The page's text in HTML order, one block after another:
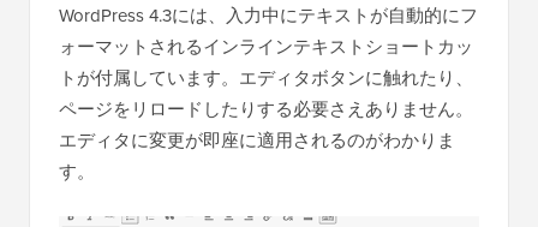
WordPress 4.3には、入力中にテキストが自動的にフ
ォーマットされるインラインテキストショートカッ
トが付属しています。エディタボタンに触れたり、
ページをリロードしたりする必要さえありません。
エディタに変更が即座に適用されるのがわかりま
す。